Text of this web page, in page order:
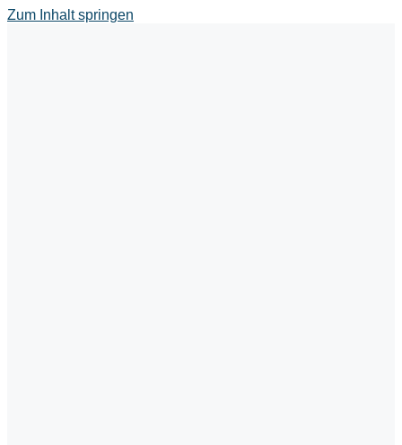
Zum Inhalt springen